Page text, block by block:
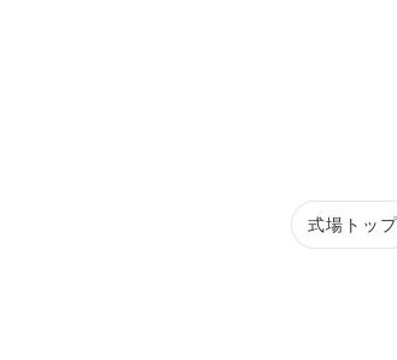
式場トップ